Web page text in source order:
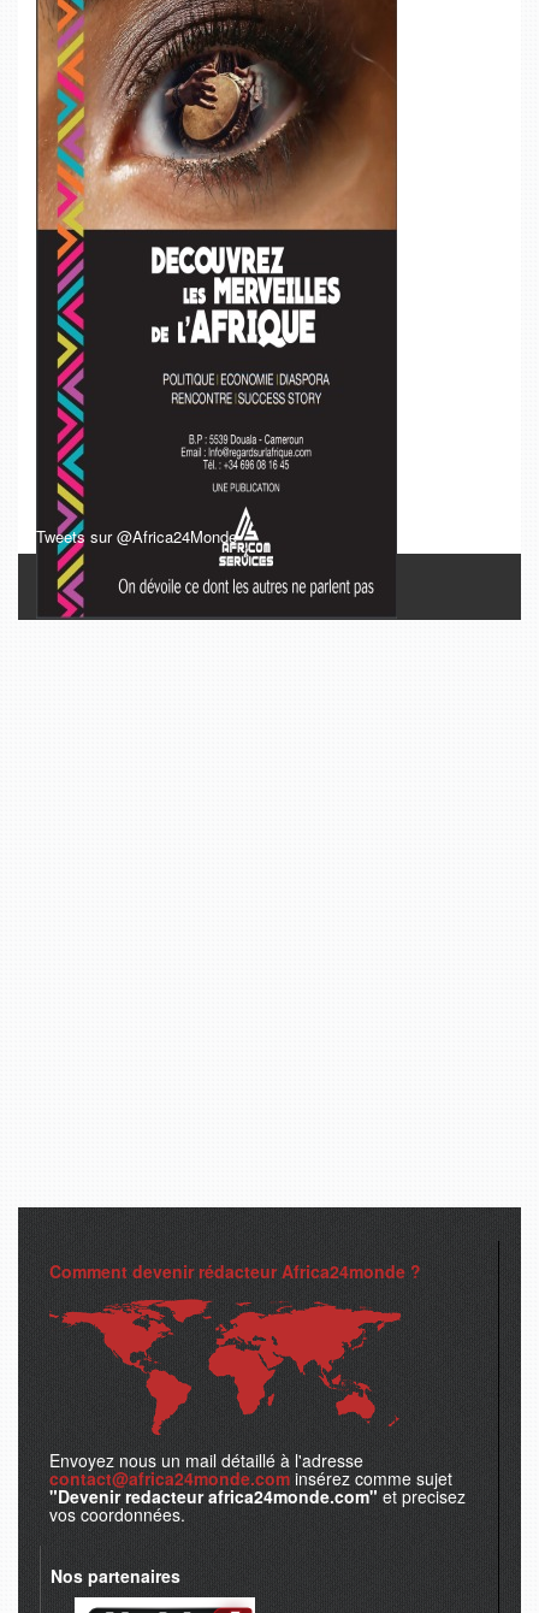
Tweets sur @Africa24Monde
Comment devenir rédacteur Africa24monde ?
Envoyez nous un mail détaillé à l'adresse
contact@africa24monde.com insérez comme sujet
"Devenir redacteur africa24monde.com" et precisez
vos coordonnées.
Nos partenaires